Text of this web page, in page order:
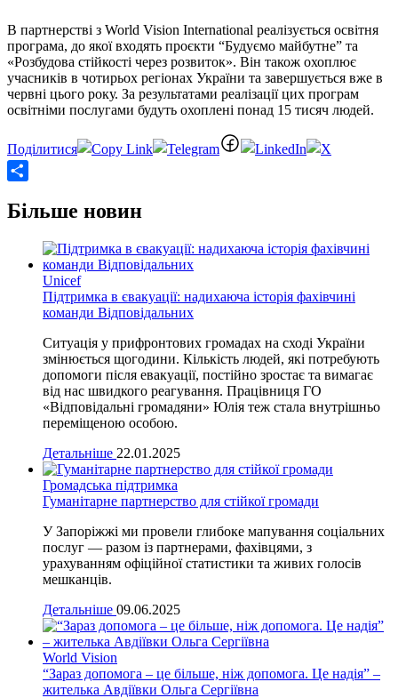
В партнерстві з World Vision International реалізується освітня
програма, до якої входять проєкти “Будуємо майбутне” та
«Розбудова стійкості через розвиток». Він також охоплює
учасників в чотирьох регіонах України та завершується вже в
червні цього року. За результатами реалізації цих програм
освітніми послугами будуть охоплені понад 15 тисяч людей.
Більше новин
Unicef
Підтримка в євакуації: надихаюча історія фахівчині
команди Відповідальних
Ситуація у прифронтових громадах на сході України
змінюється щогодини. Кількість людей, які потребують
допомоги після евакуації, постійно зростає та вимагає
від нас швидкого реагування. Працівниця ГО
«Відповідальні громадяни» Юлія теж стала внутрішньо
переміщеною особою.
Детальніше 22.01.2025
Громадська підтримка
Гуманітарне партнерство для стійкої громади
У Запоріжжі ми провели глибоке мапування соціальних
послуг — разом із партнерами, фахівцями, з
урахуванням офіційної статистики та живих голосів
мешканців.
Детальніше 09.06.2025
World Vision
“Зараз допомога – це більше, ніж допомога. Це надія” –
жителька Авдіївки Ольга Сергіївна